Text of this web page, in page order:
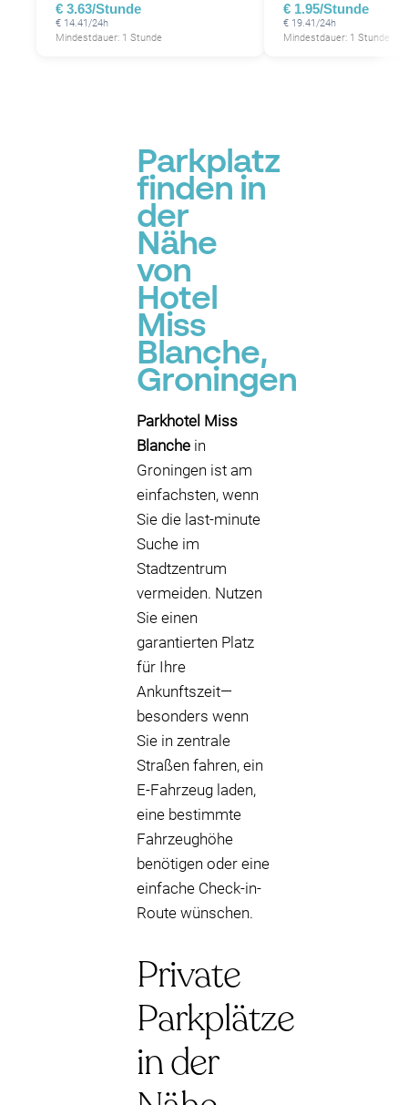
€ 3.63/Stunde
€ 14.41/24h
Mindestdauer: 1 Stunde
€ 1.95/Stunde
€ 19.41/24h
Mindestdauer: 1 Stunde
Parkplatz
finden in
der
Nähe
von
Hotel
Miss
Blanche,
Groningen
Parkhotel Miss
Blanche in
Groningen ist am
einfachsten, wenn
Sie die last-minute
Suche im
Stadtzentrum
vermeiden. Nutzen
Sie einen
garantierten Platz
für Ihre
Ankunftszeit—
besonders wenn
Sie in zentrale
Straßen fahren, ein
E-Fahrzeug laden,
eine bestimmte
Fahrzeughöhe
benötigen oder eine
einfache Check-in-
Route wünschen.
Private
Parkplätze
in der